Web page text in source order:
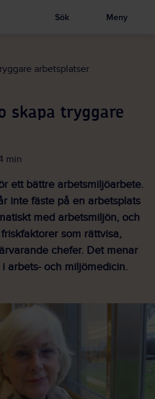
huvudinnehållet
Visa sökruta
Sök Meny
arbetsplatser
skapa tryggare
min
ett bättre arbetsmiljöarbete.
inte fäste på en arbetsplats
med arbetsmiljön, och
som rättvisa,
chefer. Det menar
arbets- och miljömedicin.